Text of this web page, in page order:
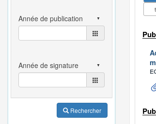
Rechercher